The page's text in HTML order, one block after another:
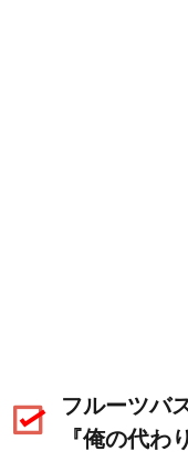
フルーツバ
『俺の代わ